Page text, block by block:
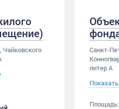
Чайковского
Санкт-
литер А
Площадь: